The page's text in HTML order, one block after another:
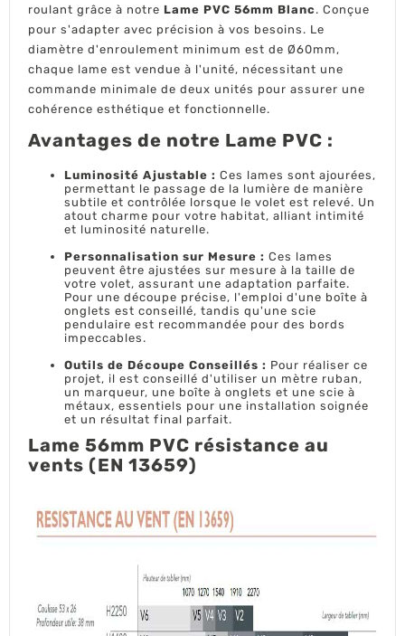
roulant grâce à notre Lame PVC 56mm Blanc. Conçue
pour s'adapter avec précision à vos besoins. Le
diamètre d'enroulement minimum est de Ø60mm,
chaque lame est vendue à l'unité, nécessitant une
commande minimale de deux unités pour assurer une
cohérence esthétique et fonctionnelle.
Avantages de notre Lame PVC :
Luminosité Ajustable : Ces lames sont ajourées,
permettant le passage de la lumière de manière
subtile et contrôlée lorsque le volet est relevé. Un
atout charme pour votre habitat, alliant intimité
et luminosité naturelle.
Personnalisation sur Mesure : Ces lames
peuvent être ajustées sur mesure à la taille de
votre volet, assurant une adaptation parfaite.
Pour une découpe précise, l'emploi d'une boîte à
onglets est conseillé, tandis qu'une scie
pendulaire est recommandée pour des bords
impeccables.
Outils de Découpe Conseillés : Pour réaliser ce
projet, il est conseillé d'utiliser un mètre ruban,
un marqueur, une boîte à onglets et une scie à
métaux, essentiels pour une installation soignée
et un résultat final parfait.
Lame 56mm PVC résistance au
vents (EN 13659)